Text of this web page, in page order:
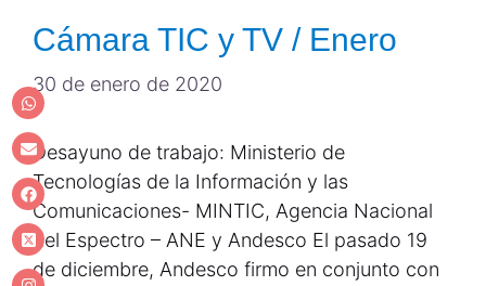
Cámara TIC y TV / Enero
30 de enero de 2020
Desayuno de trabajo: Ministerio de
Tecnologías de la Información y las
Comunicaciones- MINTIC, Agencia Nacional
del Espectro – ANE y Andesco El pasado 19
de diciembre, Andesco firmo en conjunto con